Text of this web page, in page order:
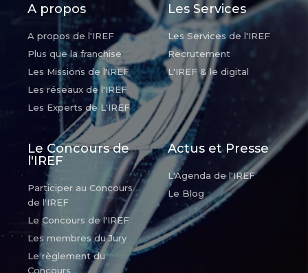
A propos
A propos de l'IREF
Plus que la franchise
Les Missions de l'IREF
Les réseaux de l'IREF
Les Experts de L'IREF
Les Services
Les Services de l'IREF
Recrutement
L'IREF & le digital
Le Concours de
l'IREF
Participer au Concours
de l'IREF
Le Concours de l'IREF
Les membres du Jury
Le règlement du
Concours
Actus et Presse
L'Agenda de l'IREF
Le Blog